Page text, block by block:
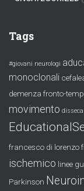
Tags
#giovani neurologi
monoclonali
demenza fronto-
movimento
francesco di lorenzo
ischemico linee
Parkinson